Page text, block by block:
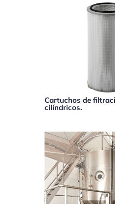
Cartuchos de
cilíndricos.